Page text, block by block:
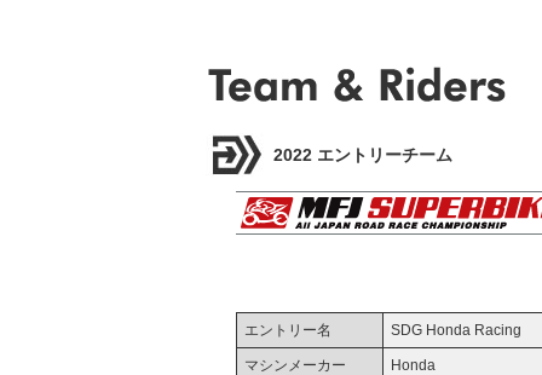
2022 エントリーチーム
エントリー名 SDG Honda Racing
マシンメーカー Honda